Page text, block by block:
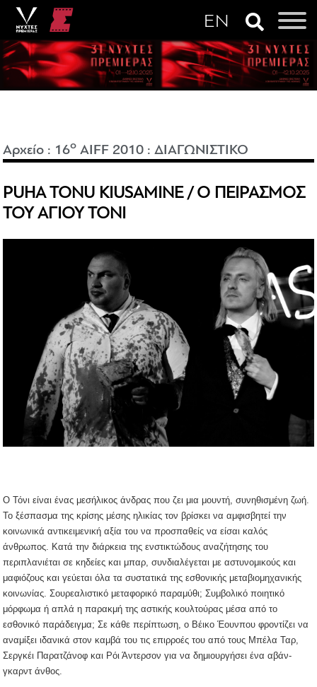
Αρχείο : 16o AIFF 2010 :ΔΙΑΓΩΝΙΣΤΙΚΟ
PUHA TONU KIUSAMINE / Ο ΠΕΙΡΑΣΜΟΣ
ΤΟΥ ΑΓΙΟΥ ΤΟΝΙ
Ο Τόνι είναι ένας μεσήλικος άνδρας που ζει μια μουντή, συνηθισμένη ζωή.
Το ξέσπασμα της κρίσης μέσης ηλικίας τον βρίσκει να αμφισβητεί την
κοινωνικά αντικειμενική αξία του να προσπαθείς να είσαι καλός
άνθρωπος. Κατά την διάρκεια της ενστικτώδους αναζήτησης του
περιπλανιέται σε κηδείες και μπαρ, συνδιαλέγεται με αστυνομικούς και
μαφιόζους και γεύεται όλα τα συστατικά της εσθονικής μεταβιομηχανικής
κοινωνίας. Σουρεαλιστικό μεταφορικό παραμύθι; Συμβολικό ποιητικό
μόρφωμα ή απλά η παρακμή της αστικής κουλτούρας μέσα από το
εσθονικό παράδειγμα; Σε κάθε περίπτωση, ο Βέικο Έουνπου φροντίζει να
αναμίξει ιδανικά στον καμβά του τις επιρροές του από τους Μπέλα Ταρ,
Σεργκέι Παρατζάνοφ και Ρόι Άντερσον για να δημιουργήσει ένα αβάν-
γκαρντ άνθος.